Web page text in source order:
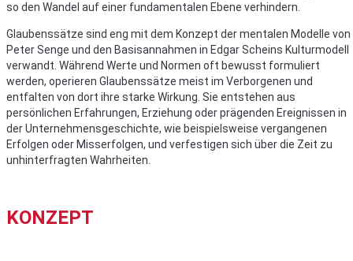
so den Wandel auf einer fundamentalen Ebene verhindern.
Glaubenssätze sind eng mit dem Konzept der mentalen Modelle von
Peter Senge und den Basisannahmen in Edgar Scheins Kulturmodell
verwandt. Während Werte und Normen oft bewusst formuliert
werden, operieren Glaubenssätze meist im Verborgenen und
entfalten von dort ihre starke Wirkung. Sie entstehen aus
persönlichen Erfahrungen, Erziehung oder prägenden Ereignissen in
der Unternehmensgeschichte, wie beispielsweise vergangenen
Erfolgen oder Misserfolgen, und verfestigen sich über die Zeit zu
unhinterfragten Wahrheiten.
KONZEPT